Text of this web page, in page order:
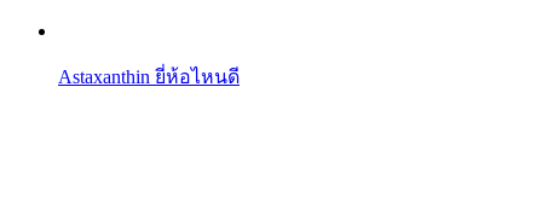
Astaxanthin ยี่ห้อไหนดี